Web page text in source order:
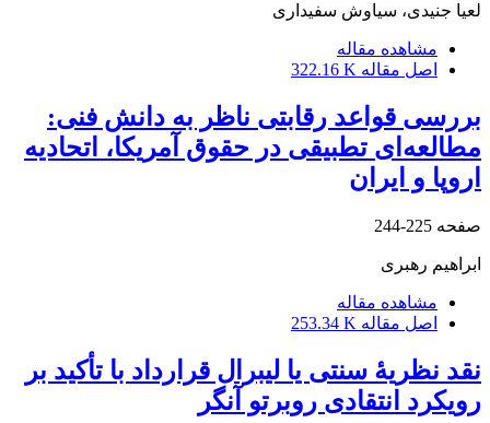
لعیا جنیدی، سیاوش سفیداری
مشاهده مقاله
اصل مقاله 322.16 K
بررسی قواعد رقابتی ناظر به دانش فنی:
مطالعه‌ای تطبیقی در حقوق آمریکا، اتحادیه
اروپا و ایران
صفحه 225-244
ابراهیم رهبری
مشاهده مقاله
اصل مقاله 253.34 K
نقد نظریۀ سنتی یا لیبرال قرارداد با تأکید بر
رویکرد انتقادی روبرتو آنگر